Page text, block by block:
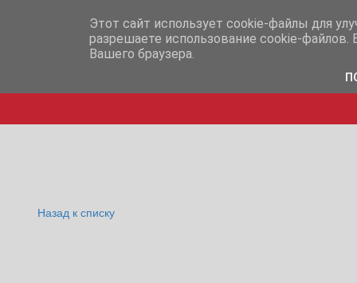
info@iq365.ru +7-
Назад к списку
Этот сайт использует cookie-файлы для
разрешаете использование cookie-
Вашего браузера.